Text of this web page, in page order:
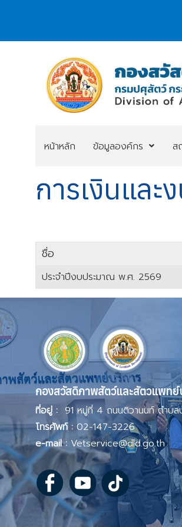
หน้าหลัก ข้อมูลองค์กร ส
การเงินและ
เนื้อหา
ชื่อ
ประจำปีงบประมาณ พ.ศ. 2569
กองสวัสดิภาพสัตว์และสัตวแพท
ที่อยู่ :91 หมู่ที่ 4 ถนนติวานนท์ ตำบ
โทรศัพท์ :02-147-3226
e-mail : Vetservice@dld.go.th